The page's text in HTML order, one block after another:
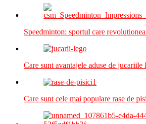
Speedminton: sportul care
Care sunt avantajele aduse de jucariile
Care sunt cele mai populare rase de